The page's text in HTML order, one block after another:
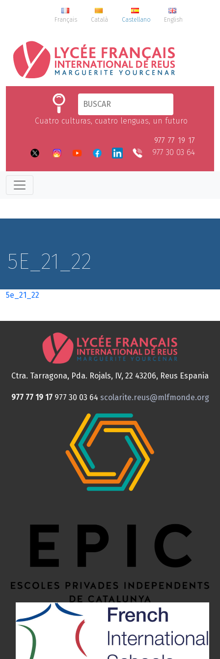
Français Català Castellano English
Cuatro culturas, cuatro lenguas, un futuro
977 77 19 17
977 30 03 64
5E_21_22
5e_21_22
Ctra. Tarragona, Pda. Rojals, IV, 22 43206, Reus Espania
977 77 19 17 977 30 03 64 scolarite.reus@mlfmonde.org